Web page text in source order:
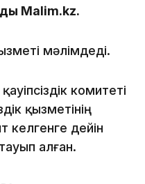
Malim.kz.
мәлімдеді.
комитеті
қызметінің
келгенге дейін
алған.